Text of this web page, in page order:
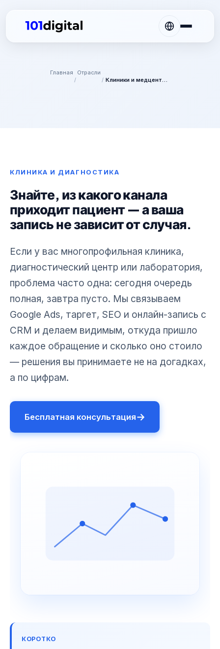
Главная
/
Отрасли
/
КЛИНИКА И ДИАГНОСТИКА
Знайте, из какого канала
приходит пациент — а ваша
запись не зависит от случая.
Если у вас многопрофильная клиника,
диагностический центр или лаборатория,
проблема часто одна: сегодня очередь
полная, завтра пусто. Мы связываем
Google Ads, таргет, SEO и онлайн-запись с
CRM и делаем видимым, откуда пришло
каждое обращение и сколько оно стоило
— решения вы принимаете не на догадках,
а по цифрам.
Бесплатная консультация→
КОРОТКО